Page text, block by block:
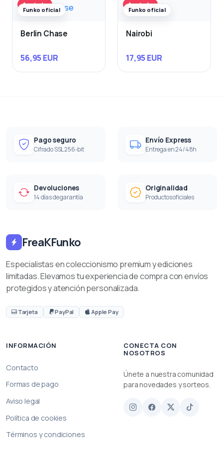
Agotado
Funko oficial
Berlin Chase
56,95 EUR
Agotado
Funko oficial
Nairobi
17,95 EUR
Pago seguro
Cifrado SSL 256-bit
Envío Express
Entrega en 24/48h
Devoluciones
14 días de garantía
Originalidad
Productos oficiales
FreaKFunko
Especialistas en coleccionismo premium y ediciones
limitadas. Elevamos tu experiencia de compra con envíos
protegidos y atención personalizada.
Tarjeta PayPal Apple Pay
INFORMACIÓN
Contacto
Formas de pago
Aviso legal
Política de cookies
Términos y condiciones
CONECTA CON
NOSOTROS
Únete a nuestra comunidad
para novedades y sorteos.